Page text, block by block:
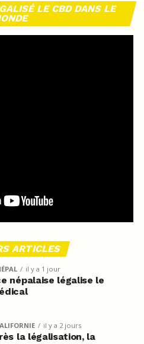
LE CBD DANS LE
ARTICLES
il y a 1 jour
népalaise légalise le
il y a 2 jours
la légalisation, la